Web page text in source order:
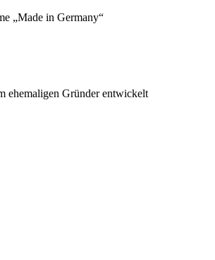
„Made in Germany“
ehemaligen Gründer entwickelt